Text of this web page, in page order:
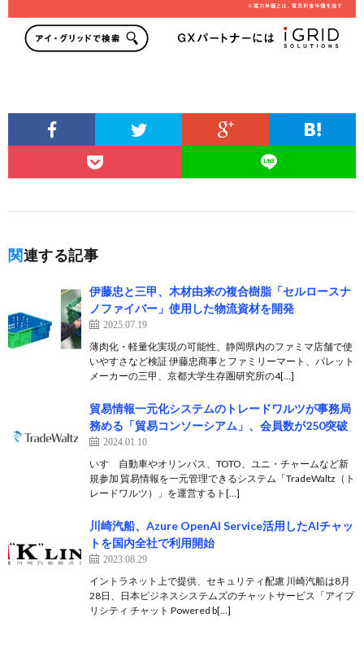
関連する記事
伊藤忠と三甲、木材由来の複合樹脂「セルロースナ
ノファイバー」使用した物流資材を開発
2025.07.19
薄肉化・軽量化実現の可能性、静岡県内のファミマ店舗で使
いやすさなど検証 伊藤忠商事とファミリーマート、パレット
メーカーの三甲、京都大学生存圏研究所の4[…]
貿易情報一元化システムのトレードワルツが事務局
務める「貿易コンソーシアム」、会員数が250突破
2024.01.10
いすゞ自動車やオリンパス、TOTO、ユニ・チャームなど新
規参加 貿易情報を一元管理できるシステム「TradeWaltz（ト
レードワルツ）」を運営するト[…]
川崎汽船、Azure OpenAI Service活用したAIチャッ
トを国内全社で利用開始
2023.08.29
イントラネット上で提供、セキュリティ配慮 川崎汽船は8月
28日、日本ビジネスシステムズのチャットサービス「アイプ
リシティ チャット Powered b[…]